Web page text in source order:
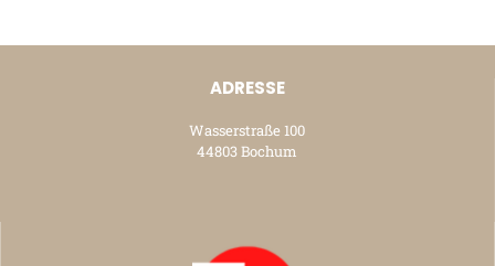
ADRESSE
Wasserstraße 100
44803 Bochum